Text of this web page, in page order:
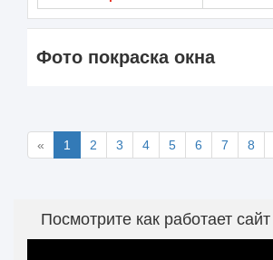
Фото покраска окна
« 1 2 3 4 5 6 7 8
Посмотрите как работает сайт